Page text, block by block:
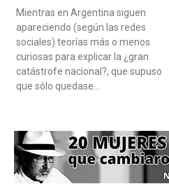
Mientras en Argentina siguen
apareciendo (según las redes
sociales) teorías más o menos
curiosas para explicar la ¿gran
catástrofe nacional?, que supuso
que sólo quedase…